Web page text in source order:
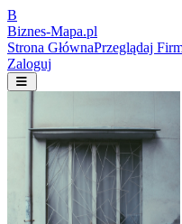
B
Biznes-Mapa.pl
Strona GłównaPrzeglądaj
Zaloguj